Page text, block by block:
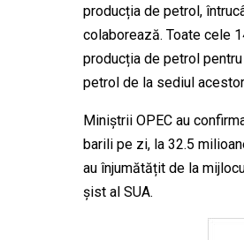
producția de petrol,
colaborează. Toate cele
producția de petrol
petrol de la sediul
Miniștrii OPEC au
barili pe zi, la 32.5
au înjumătățit de la
șist al SUA.